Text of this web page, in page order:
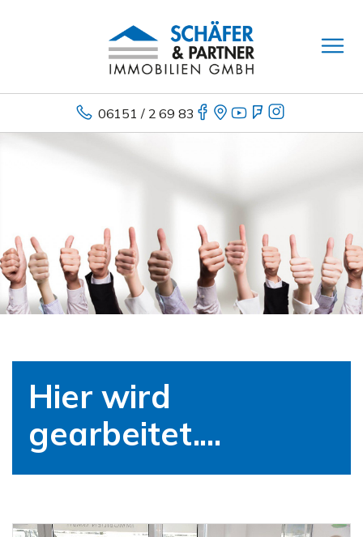
06151 / 2 69 83
Hier wird
gearbeitet....